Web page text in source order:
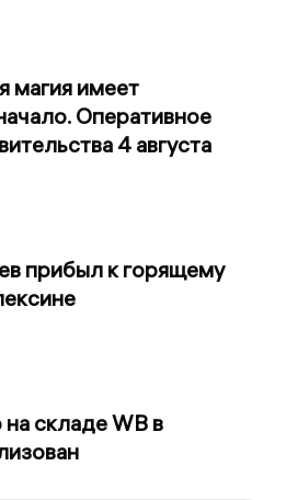
магия имеет
Оперативное
4 августа
прибыл к горящему
складе WB в